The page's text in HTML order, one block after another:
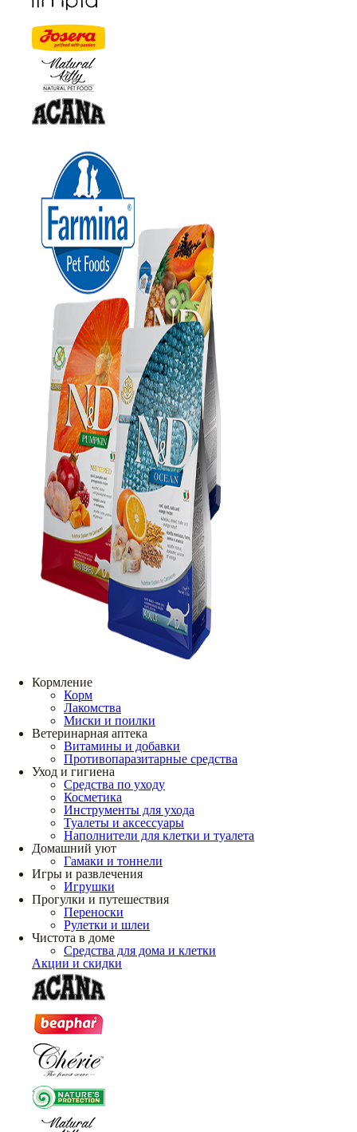
Кормление
Корм
Лакомства
Миски и поилки
Ветеринарная аптека
Витамины и добавки
Противопаразитарные средства
Уход и гигиена
Средства по уходу
Косметика
Инструменты для ухода
Туалеты и аксессуары
Наполнители для клетки и туалета
Домашний уют
Гамаки и тоннели
Игры и развлечения
Игрушки
Прогулки и путешествия
Переноски
Рулетки и шлеи
Чистота в доме
Средства для дома и клетки
Акции и скидки